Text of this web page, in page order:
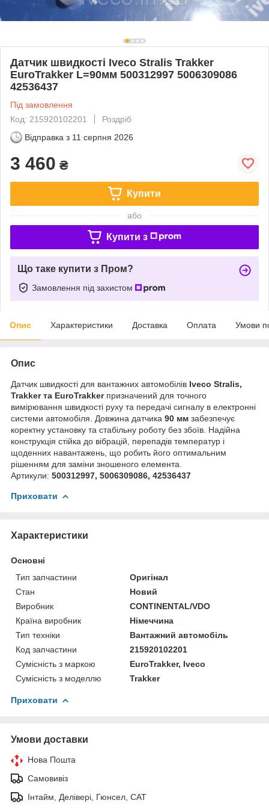
Датчик швидкості Iveco Stralis Trakker
EuroTrakker L=90мм 500312997 5006309086
42536437
Під замовлення
Код: 215920102201
Роздріб
Відправка з 11 серпня 2026
3 460 ₴
Купити
або
Купити з
Що таке купити з Пром?
Замовлення під захистом
Опис Характеристики Доставка Оплата Умови
Опис
Датчик швидкості для вантажних автомобілів Iveco Stralis,
Trakker та EuroTrakkerпризначений для точного
вимірювання швидкості руху та передачі сигналу в електронні
системи автомобіля. Довжина датчика 90 мм забезпечує
коректну установку та стабільну роботу без збоїв. Надійна
конструкція стійка до вібрацій, перепадів температур і
щоденних навантажень, що робить його оптимальним
рішенням для заміни зношеного елемента.
Артикули: 500312997, 5006309086, 42536437
Приховати
Характеристики
Основні
Тип запчастини
Оригінал
Стан
Новий
Виробник
CONTINENTAL/VDO
Країна виробник
Німеччина
Тип техніки
Вантажний автомобіль
Код запчастини
215920102201
Сумісність з маркою
EuroTrakker, Iveco
Сумісність з моделлю
Trakker
Приховати
Умови доставки
Нова Пошта
Самовивіз
Інтайм, Делівері, Гюнсел, САТ